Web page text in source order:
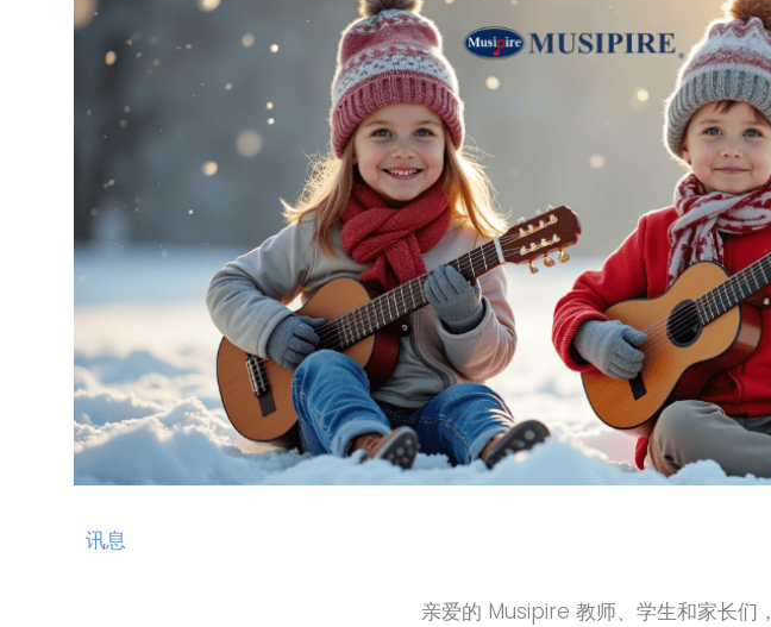
讯息
亲爱的 Musipire 教师、学生和家长们，